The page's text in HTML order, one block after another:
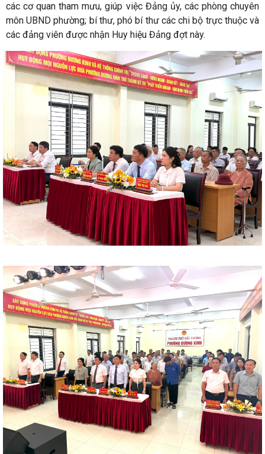
các cơ quan tham mưu, giúp việc Đảng ủy, các phòng chuyên
môn UBND phường; bí thư, phó bí thư các chi bộ trực thuộc và
các đảng viên được nhận Huy hiệu Đảng đợt này.